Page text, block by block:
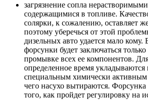
загрязнение сопла
содержащимися в топливе.
солярки, к сожалению, оставляет
поэтому уберечься от этой
дизельных авто удается мало кому.
форсунки будет заключаться
промывке всех ее компонентов.
определенное время укладываются
специальным химически активным
чего насухо вытираются. Форсунка
того, как пройдет регулировку на